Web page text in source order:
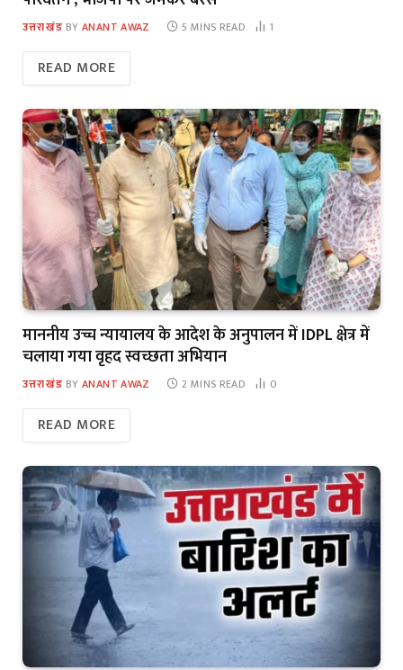
उत्तराखंड BY ANANT AWAZ 5 MINS READ 1
READ MORE
माननीय उच्च न्यायालय के आदेश के अनुपालन में IDPL क्षेत्र में
चलाया गया वृहद स्वच्छता अभियान
उत्तराखंड BY ANANT AWAZ 2 MINS READ 0
READ MORE